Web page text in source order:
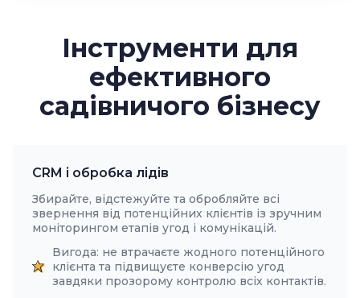
Інструменти для
ефективного
садівничого бізнесу
CRM і обробка лідів
Збирайте, відстежуйте та обробляйте всі
звернення від потенційних клієнтів із зручним
моніторингом етапів угод і комунікацій.
Вигода: не втрачаєте жодного потенційного
клієнта та підвищуєте конверсію угод
завдяки прозорому контролю всіх контактів.